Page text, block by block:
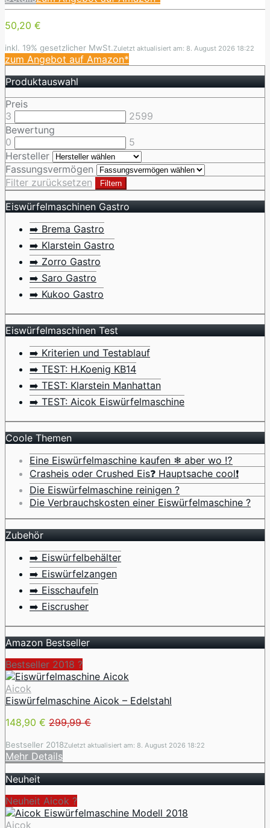
50,20 €
inkl. 19% gesetzlicher MwSt.Zuletzt aktualisiert am: 8. August 2026 18:22
zum Angebot auf Amazon*
Produktauswahl
Preis
3
2599
Bewertung
0
5
Hersteller
Fassungsvermögen
Filter zurücksetzen
Filtern
Eiswürfelmaschinen Gastro
➡️ Brema Gastro
➡️ Klarstein Gastro
➡️ Zorro Gastro
➡️ Saro Gastro
➡️ Kukoo Gastro
Eiswürfelmaschinen Test
➡️ Kriterien und Testablauf
➡️ TEST: H.Koenig KB14
➡️ TEST: Klarstein Manhattan
➡️ TEST: Aicok Eiswürfelmaschine
Coole Themen
Eine Eiswürfelmaschine kaufen ❄ aber wo ⁉️
Crasheis oder Crushed Eis❓ Hauptsache cool❗
Die Eiswürfelmaschine reinigen ?
Die Verbrauchskosten einer Eiswürfelmaschine ?
Zubehör
➡️ Eiswürfelbehälter
➡️ Eiswürfelzangen
➡️ Eisschaufeln
➡️ Eiscrusher
Amazon Bestseller
Bestseller 2018 ?
Aicok
Eiswürfelmaschine Aicok – Edelstahl
148,90 € 299,99 €
Bestseller 2018Zuletzt aktualisiert am: 8. August 2026 18:22
Mehr Details
Neuheit
Neuheit Aicok ?
Aicok